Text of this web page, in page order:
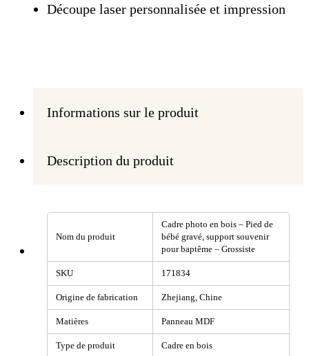
Découpe laser personnalisée et impression
Informations sur le produit
Description du produit
Nom du produit
Cadre photo en bois – Pied de
bébé gravé, support souvenir
pour baptême – Grossiste
SKU 171834
Origine de fabrication Zhejiang, Chine
Matières Panneau MDF
Type de produit Cadre en bois